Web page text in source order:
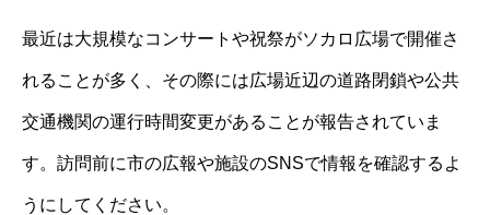
最近は大規模なコンサートや祝祭がソカロ広場で開催さ
れることが多く、その際には広場近辺の道路閉鎖や公共
交通機関の運行時間変更があることが報告されていま
す。訪問前に市の広報や施設のSNSで情報を確認するよ
うにしてください。